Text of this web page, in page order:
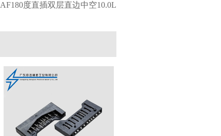
AF180度直插双层直边中空10.0L